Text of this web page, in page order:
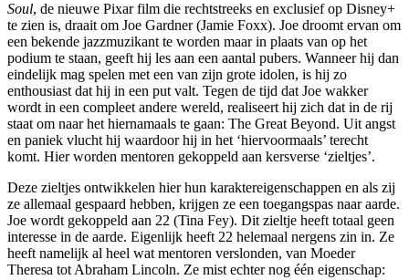
Soul, de nieuwe Pixar film die rechtstreeks en exclusief op Disney+
te zien is, draait om Joe Gardner (Jamie Foxx). Joe droomt ervan om
een bekende jazzmuzikant te worden maar in plaats van op het
podium te staan, geeft hij les aan een aantal pubers. Wanneer hij dan
eindelijk mag spelen met een van zijn grote idolen, is hij zo
enthousiast dat hij in een put valt. Tegen de tijd dat Joe wakker
wordt in een compleet andere wereld, realiseert hij zich dat in de rij
staat om naar het hiernamaals te gaan: The Great Beyond. Uit angst
en paniek vlucht hij waardoor hij in het ‘hiervoormaals’ terecht
komt. Hier worden mentoren gekoppeld aan kersverse ‘zieltjes’.
Deze zieltjes ontwikkelen hier hun karaktereigenschappen en als zij
ze allemaal gespaard hebben, krijgen ze een toegangspas naar aarde.
Joe wordt gekoppeld aan 22 (Tina Fey). Dit zieltje heeft totaal geen
interesse in de aarde. Eigenlijk heeft 22 helemaal nergens zin in. Ze
heeft namelijk al heel wat mentoren verslonden, van Moeder
Theresa tot Abraham Lincoln. Ze mist echter nog één eigenschap: